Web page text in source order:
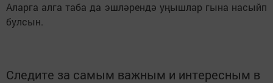
Аларга алга таба да эшләрендә уңышлар гына насыйп
булсын.
Следите за самым важным и интересным в